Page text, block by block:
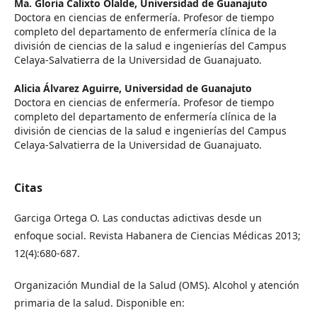
Ma. Gloria Calixto Olalde, Universidad de Guanajuto
Doctora en ciencias de enfermería. Profesor de tiempo
completo del departamento de enfermería clínica de la
división de ciencias de la salud e ingenierías del Campus
Celaya-Salvatierra de la Universidad de Guanajuato.
Alicia Álvarez Aguirre, Universidad de Guanajuto
Doctora en ciencias de enfermería. Profesor de tiempo
completo del departamento de enfermería clínica de la
división de ciencias de la salud e ingenierías del Campus
Celaya-Salvatierra de la Universidad de Guanajuato.
Citas
Garciga Ortega O. Las conductas adictivas desde un
enfoque social. Revista Habanera de Ciencias Médicas 2013;
12(4):680-687.
Organización Mundial de la Salud (OMS). Alcohol y atención
primaria de la salud. Disponible en: